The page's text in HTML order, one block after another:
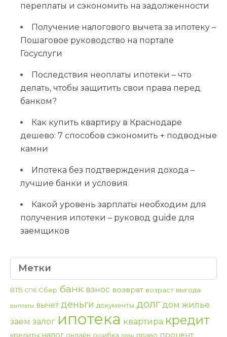
переплаты и сэкономить на задолженности
Получение налогового вычета за ипотеку –
Пошаговое руководство на портале
Госуслуги
Последствия неоплаты ипотеки – что
делать, чтобы защитить свои права перед
банком?
Как купить квартиру в Краснодаре
дешево: 7 способов сэкономить + подводные
камни
Ипотека без подтверждения дохода –
лучшие банки и условия
Какой уровень зарплаты необходим для
получения ипотеки – руковод guide для
заемщиков
Метки
ВТБ СПб Сбер банк взнос возврат возраст выгода
выплаты вычет деньги документы долг дом жилье
заем залог ипотека квартира кредит
кредиты налог онлайн ошибка план право процент